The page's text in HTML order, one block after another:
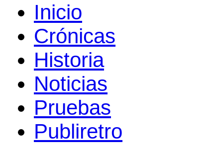
Inicio
Crónicas
Historia
Noticias
Pruebas
Publiretro